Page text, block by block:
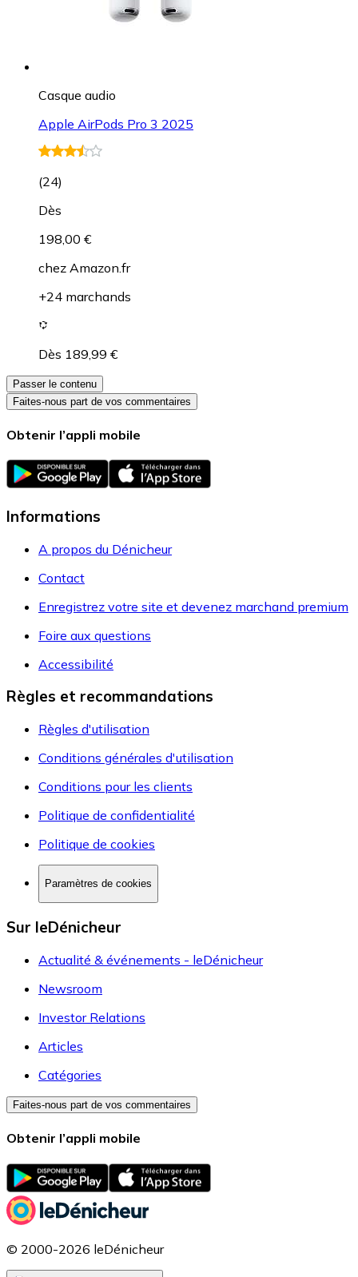
Casque audio
Apple AirPods Pro 3 2025
(24)
Dès
198,00 €
chez Amazon.fr
+24 marchands
Dès 189,99 €
Passer le contenu
Faites-nous part de vos commentaires
Obtenir l’appli mobile
Informations
A propos du Dénicheur
Contact
Enregistrez votre site et devenez marchand premium
Foire aux questions
Accessibilité
Règles et recommandations
Règles d'utilisation
Conditions générales d'utilisation
Conditions pour les clients
Politique de confidentialité
Politique de cookies
Paramètres de cookies
Sur leDénicheur
Actualité & événements - leDénicheur
Newsroom
Investor Relations
Articles
Catégories
Faites-nous part de vos commentaires
Obtenir l’appli mobile
© 2000-2026 leDénicheur